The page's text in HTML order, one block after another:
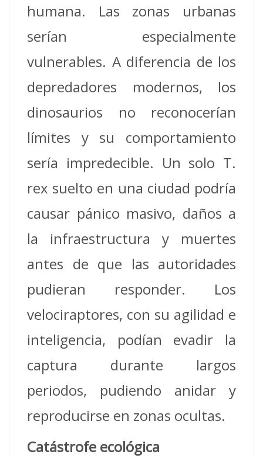
humana. Las zonas urbanas
serían especialmente
vulnerables. A diferencia de los
depredadores modernos, los
dinosaurios no reconocerían
límites y su comportamiento
sería impredecible. Un solo T.
rex suelto en una ciudad podría
causar pánico masivo, daños a
la infraestructura y muertes
antes de que las autoridades
pudieran responder. Los
velociraptores, con su agilidad e
inteligencia, podían evadir la
captura durante largos
periodos, pudiendo anidar y
reproducirse en zonas ocultas.
Catástrofe ecológica